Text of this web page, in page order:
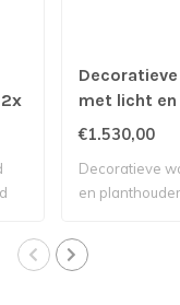
met licht
€1.530,00
Decoratieve
en